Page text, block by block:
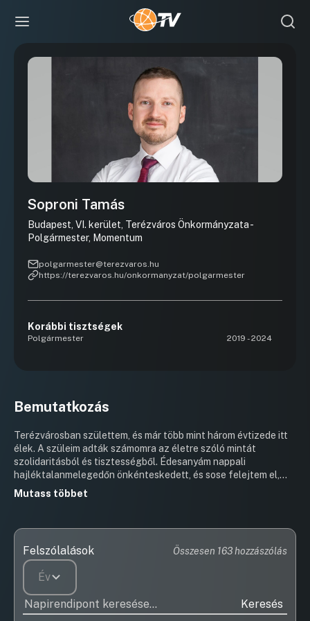
Soproni Tamás
Budapest, VI. kerület, Terézváros Önkormányzata -
Polgármester, Momentum
polgarmester@terezvaros.hu
https://terezvaros.hu/onkormanyzat/polgarmester
Korábbi tisztségek
Polgármester 2019 - 2024
Bemutatkozás
Terézvárosban születtem, és már több mint három évtizede itt
élek. A szüleim adták számomra az életre szóló mintát
szolidaritásból és tisztességből. Édesanyám nappali
hajléktalanmelegedőn önkénteskedett, és sose felejtem el,
hogy ha a közértbe betérve meglátott egy hajléktalant, nem
fizetése és édesanyám rokkantnyugdíja, a szüleim
rászoruló baráti családokkal is. Ezek az élményeim határozzák
meg azt, hogy ki vagyok ma emberként és politikusként.
Anglisztika szakon végeztem, ahol elsősorban nyelvészettel
és az egykori gyarmatok történelmével foglalkoztam. Közel tíz
évig éltem fordításból, mellette pedig tanultam, nemzetközi
Mutass többet
Felszólalások Összesen 163 hozzászólás
Év
Keresés